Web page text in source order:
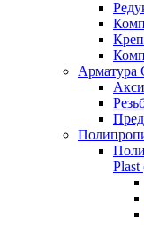
Арматура
Plast